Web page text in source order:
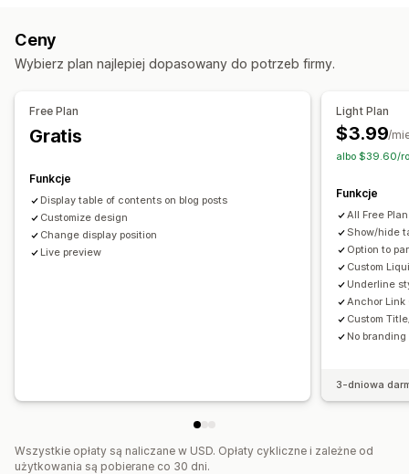
Linki bezpośrednie
Monitorowanie wydajności
Ceny
Wybierz plan najlepiej dopasowany do potrzeb firmy.
Free Plan
Gratis
Funkcje
Display table of contents on blog posts
Customize design
Change display position
Live preview
Light Plan
$3.99/
albo $39.60/
Funkcje
All Free
Show/hide
Option to
Custom
Underline
Anchor Link
Custom
No branding
3-dniowa
Wszystkie opłaty są naliczane w USD. Opłaty cykliczne i zależne od
użytkowania są pobierane co 30 dni.